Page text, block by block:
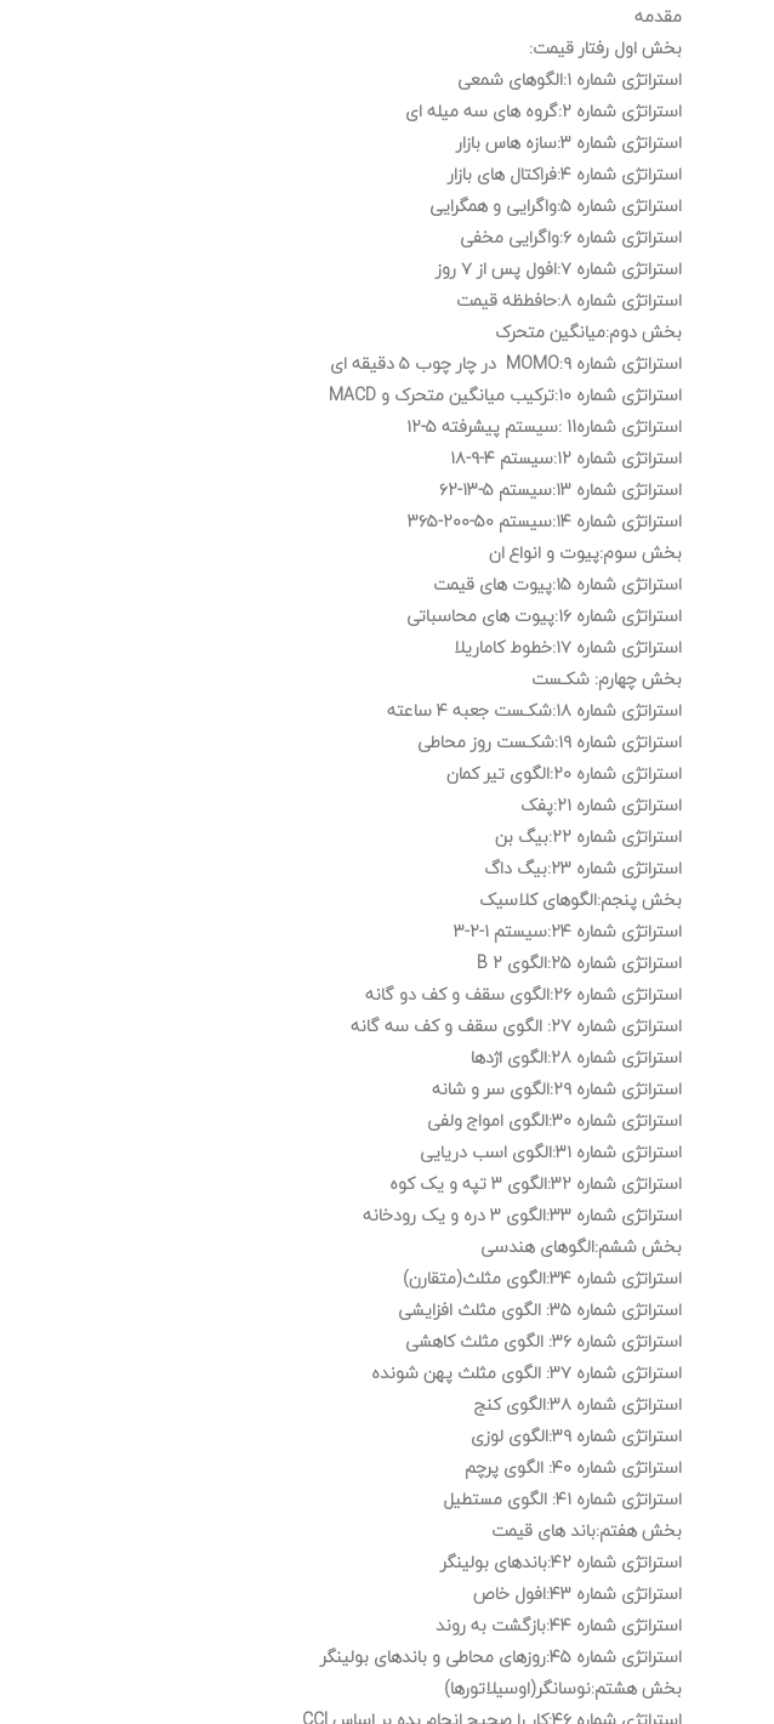
مقدمه
بخش اول رفتار قیمت:
استراتژی شماره ۱:الگوهای شمعی
استراتژی شماره ۲:گروه های سه میله ای
استراتژی شماره ۳:سازه هاس بازار
استراتژی شماره ۴:فراکتال های بازار
استراتژی شماره ۵:واگرایی و همگرایی
استراتژی شماره ۶:واگرایی مخفی
استراتژی شماره ۷:افول پس از ۷ روز
استراتژی شماره ۸:حافطظه قیمت
بخش دوم:میانگین متحرک
استراتژی شماره ۹:MOMO در چار چوب ۵ دقیقه ای
استراتژی شماره ۱۰:ترکیب میانگین متحرک و MACD
استراتژی شماره11 :سیستم پیشرفته ۵-۱۲
استراتژی شماره ۱۲:سیستم ۴-۹-۱۸
استراتژی شماره ۱۳:سیستم ۵-۱۳-۶۲
استراتژی شماره ۱۴:سیستم ۵۰-۲۰۰-۳۶۵
بخش سوم:پیوت و انواع ان
استراتژی شماره ۱۵:پیوت های قیمت
استراتژی شماره ۱۶:پیوت های محاسباتی
استراتژی شماره ۱۷:خطوط کاماریلا
بخش چهارم: شکـست
استراتژی شماره ۱۸:شکـست جعبه ۴ ساعته
استراتژی شماره ۱۹:شکـست روز محاطی
استراتژی شماره ۲۰:الگوی تیر کمان
استراتژی شماره ۲۱:پفک
استراتژی شماره ۲۲:بیگ بن
استراتژی شماره ۲۳:بیگ داگ
بخش پنجم:الگوهای کلاسیک
استراتژی شماره ۲۴:سیستم ۱-۲-۳
استراتژی شماره ۲۵:الگوی B ۲
استراتژی شماره ۲۶:الگوی سقف و کف دو گانه
استراتژی شماره ۲۷: الگوی سقف و کف سه گانه
استراتژی شماره ۲۸:الگوی اژدها
استراتژی شماره ۲۹:الگوی سر و شانه
استراتژی شماره ۳۰:الگوی امواج ولفی
استراتژی شماره ۳۱:الگوی اسب دریایی
استراتژی شماره ۳۲:الگوی ۳ تپه و یک کوه
استراتژی شماره ۳۳:الگوی ۳ دره و یک رودخانه
بخش ششم:الگوهای هندسی
استراتژی شماره ۳۴:الگوی مثلث(متقارن)
استراتژی شماره ۳۵: الگوی مثلث افزایشی
استراتژی شماره ۳۶: الگوی مثلث کاهشی
استراتژی شماره ۳۷: الگوی مثلث پهن شونده
استراتژی شماره ۳۸:الگوی کنج
استراتژی شماره ۳۹:الگوی لوزی
استراتژی شماره ۴۰: الگوی پرچم
استراتژی شماره ۴۱: الگوی مستطیل
بخش هفتم:باند های قیمت
استراتژی شماره ۴۲:باندهای بولینگر
استراتژی شماره ۴۳:افول خاص
استراتژی شماره ۴۴:بازگشت به روند
استراتژی شماره ۴۵:روزهای محاطی و باندهای بولینگر
بخش هشتم:نوسانگر(اوسیلاتورها)